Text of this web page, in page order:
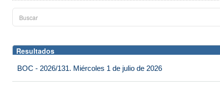
Resultados
BOC - 2026/131. Miércoles 1 de julio de 2026